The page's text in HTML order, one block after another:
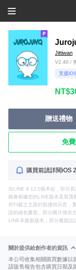
Jittiwan
V2.40 /
支援
贈送禮物
免
購買前請詳閱iOS
自LINE 9.12.0版本起，部分
能會根據您的LINE版本及裝置
所刊載之主題封面僅供示意，
設的綠色畫面。部分圖片僅供
LINE非最新版本，部分畫面設
關於提供給創作者的資訊
本公司收集相關購買數據以
該販售報告包含購買日期及